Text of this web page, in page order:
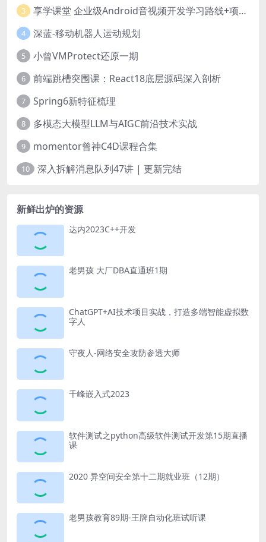
3 享学课堂 企业级Android音视频开发学习路线+项目实战（附源码）
4 深蓝-移动机器人运动规划
5 小曾VMProtect还原一期
6 前端跳槽突围课：React18底层源码深入剖析
7 Spring6新特征梳理
8 多模态大模型LLM与AIGC前沿技术实战
9 momentor曾神C4D课程合集
10 深入拆解消息队列47讲 | 更新完结
新鲜出炉的资源
达内2023C++开发
老男孩 大厂DBA直通班1期
ChatGPT+AI技术项目实战，打造多端智能虚拟数
字人
守夜人-网络安全攻防参透大师
千峰嵌入式2023
软件测试之python高级软件测试开发第15期直播
课
2020 异空间安全第十二期就业班（12期）
老男孩教育89期-王牌自动化班试听课